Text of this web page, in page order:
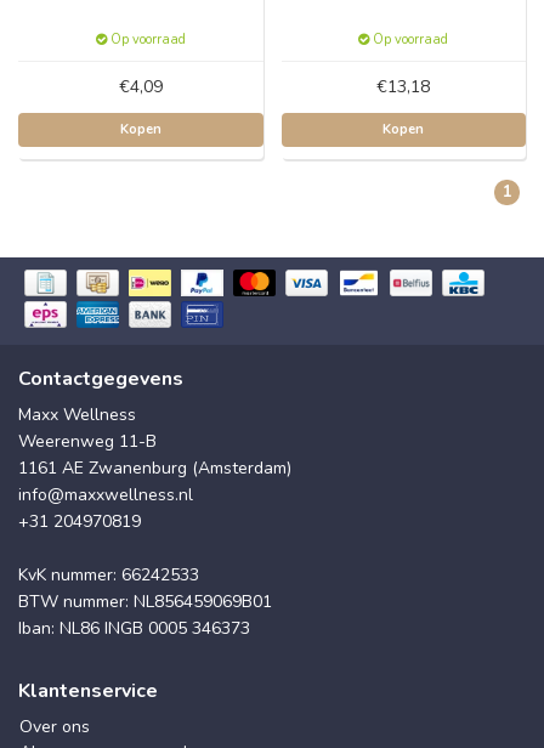
Op voorraad
€4,09
Kopen
Op voorraad
€13,18
Kopen
1
Contactgegevens
Maxx Wellness
Weerenweg 11-B
1161 AE Zwanenburg (Amsterdam)
info@maxxwellness.nl
+31 204970819
KvK nummer: 66242533
BTW nummer: NL856459069B01
Iban: NL86 INGB 0005 346373
Klantenservice
Over ons